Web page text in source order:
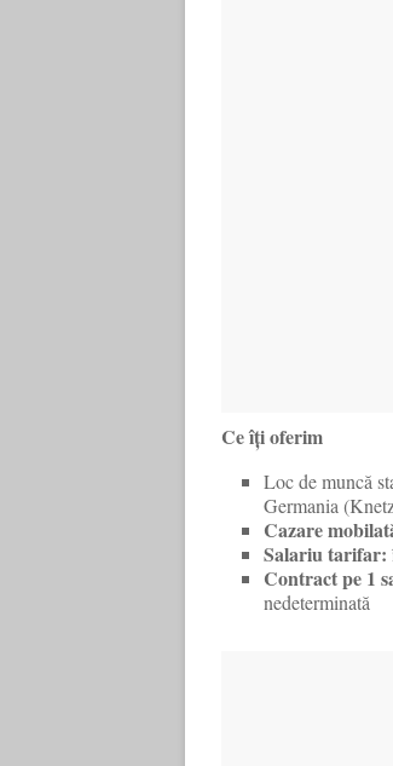
Ce îți oferim
Loc de muncă
Germania
Cazare
Salariu tarifar:
Contract pe 1
nedeterminată